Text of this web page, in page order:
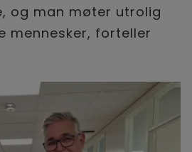
og man møter utrolig
mennesker, forteller